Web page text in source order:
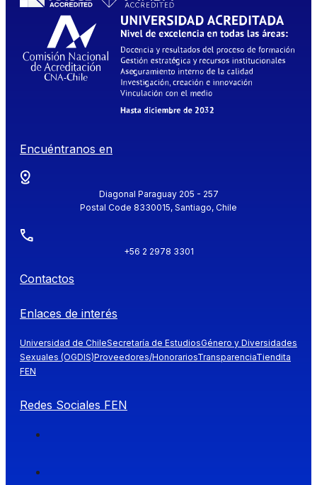
Encuéntranos en
Diagonal Paraguay 205 - 257
Postal Code 8330015, Santiago, Chile
+56 2 2978 3301
Contactos
Enlaces de interés
Universidad de ChileSecretaría de EstudiosGénero y Diversidades
Sexuales (OGDIS)Proveedores/HonorariosTransparenciaTiendita
FEN
Redes Sociales FEN